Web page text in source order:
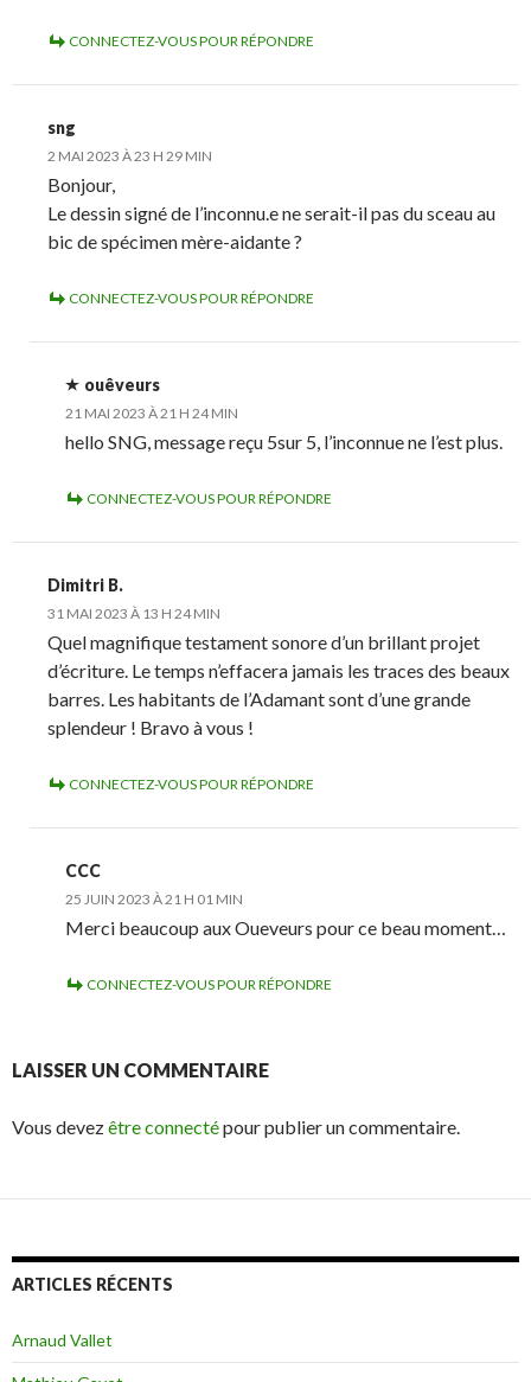
CONNECTEZ-VOUS POUR RÉPONDRE
sng
2 MAI 2023 À 23 H 29 MIN
Bonjour,
Le dessin signé de l’inconnu.e ne serait-il pas du sceau au
bic de spécimen mère-aidante ?
CONNECTEZ-VOUS POUR RÉPONDRE
ouêveurs
21 MAI 2023 À 21 H 24 MIN
hello SNG, message reçu 5sur 5, l’inconnue ne l’est plus.
CONNECTEZ-VOUS POUR RÉPONDRE
Dimitri B.
31 MAI 2023 À 13 H 24 MIN
Quel magnifique testament sonore d’un brillant projet
d’écriture. Le temps n’effacera jamais les traces des beaux
barres. Les habitants de l’Adamant sont d’une grande
splendeur ! Bravo à vous !
CONNECTEZ-VOUS POUR RÉPONDRE
CCC
25 JUIN 2023 À 21 H 01 MIN
Merci beaucoup aux Oueveurs pour ce beau moment…
CONNECTEZ-VOUS POUR RÉPONDRE
LAISSER UN COMMENTAIRE
Vous devezêtre connectépour publier un commentaire.
ARTICLES RÉCENTS
Arnaud Vallet